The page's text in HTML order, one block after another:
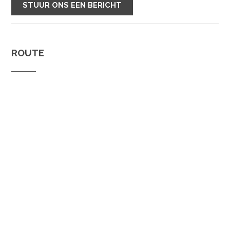
STUUR ONS EEN BERICHT
ROUTE